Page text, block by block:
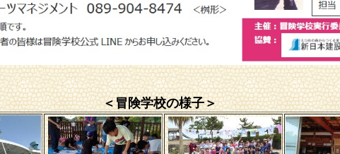
＜冒険学校の様子＞